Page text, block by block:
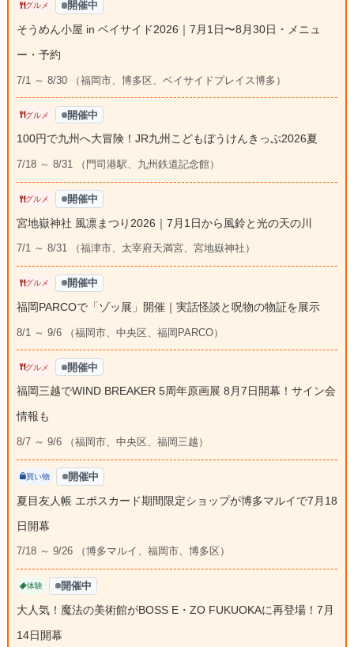
グルメ 開催中
そうめん小屋 in ベイサイド2026｜7月1日〜8月30日・メニュ
ー・予約
7/1 ～ 8/30 （福岡市、博多区、ベイサイドプレイス博多）
グルメ 開催中
100円で九州へ大冒険！JR九州こどもぼうけんきっぷ2026夏
7/18 ～ 8/31 （門司港駅、九州鉄道記念館）
グルメ 開催中
宮地嶽神社 風凛まつり2026｜7月1日から風鈴と光の天の川
7/1 ～ 8/31 （福津市、太宰府天満宮、宮地嶽神社）
グルメ 開催中
福岡PARCOで「ゾッ展」開催｜実話怪談と呪物の物証を展示
8/1 ～ 9/6 （福岡市、中央区、福岡PARCO）
グルメ 開催中
福岡三越でWIND BREAKER 5周年原画展 8月7日開幕！サイン会
情報も
8/7 ～ 9/6 （福岡市、中央区、福岡三越）
買い物 開催中
夏目友人帳 エポスカード期間限定ショップが博多マルイで7月18
日開幕
7/18 ～ 9/26 （博多マルイ、福岡市、博多区）
体験 開催中
大人気！魔法の美術館がBOSS E・ZO FUKUOKAに再登場！7月
14日開幕